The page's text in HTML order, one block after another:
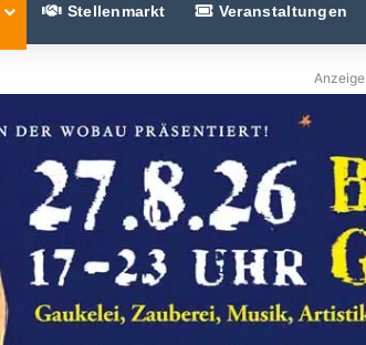
Stellenmarkt Veranstaltungen
Anzeige